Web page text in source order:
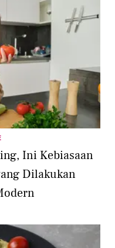
Ini Kebiasaan
Dilakukan